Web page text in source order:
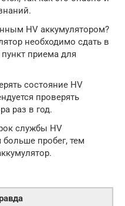
HV аккумулятором?
необходимо сдать в
приема для
состояние HV
проверять
раз в год.
службы HV
больше пробег, тем